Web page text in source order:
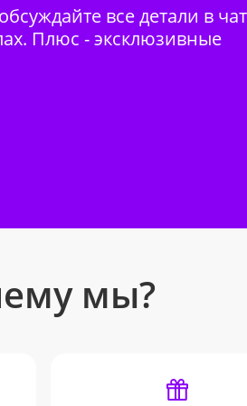
все детали в
Плюс - эксклюзивные
мы?